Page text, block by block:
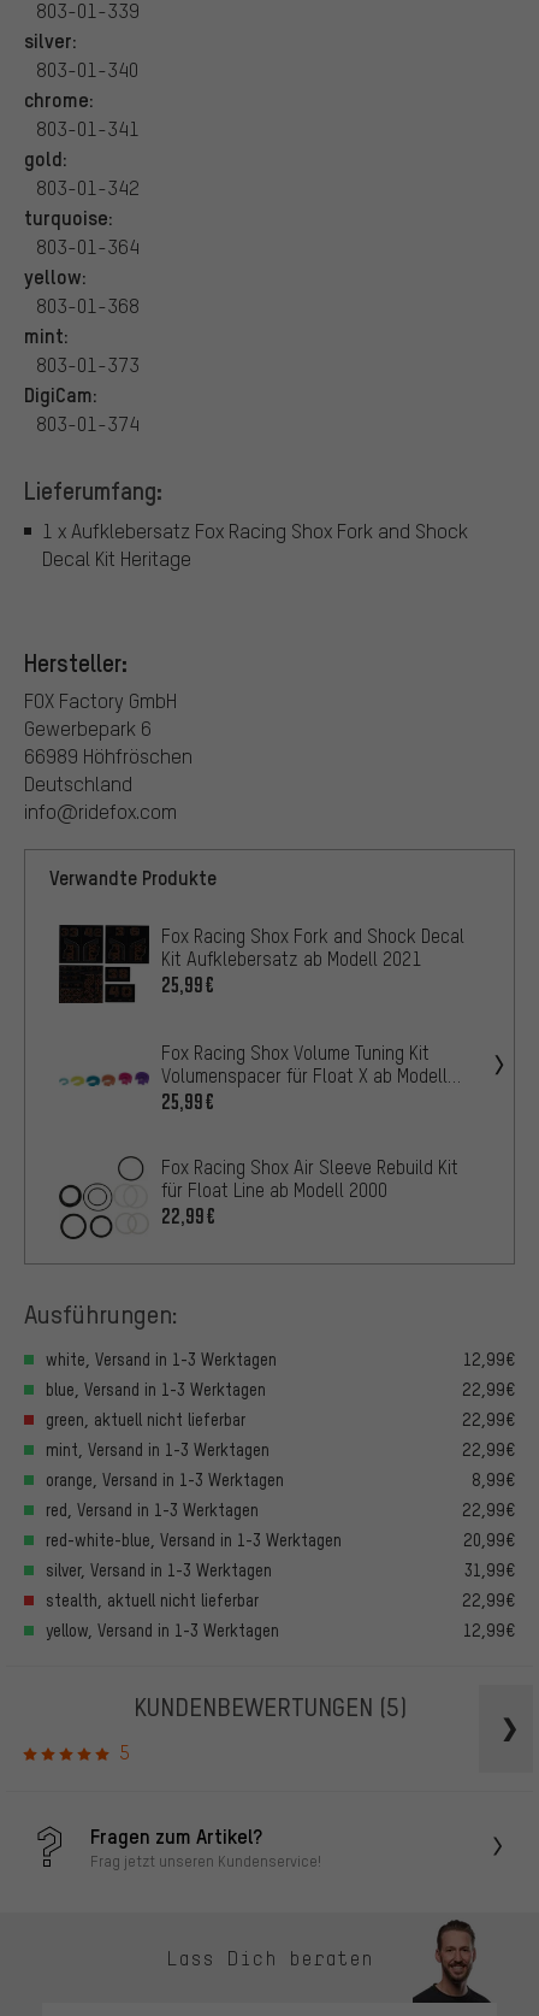
803-01-339
silver:
803-01-340
chrome:
803-01-341
gold:
803-01-342
turquoise:
803-01-364
yellow:
803-01-368
mint:
803-01-373
DigiCam:
803-01-374
Lieferumfang:
1 x Aufklebersatz Fox Racing Shox Fork and Shock
Decal Kit Heritage
Hersteller:
FOX Factory GmbH
Gewerbepark 6
66989 Höhfröschen
Deutschland
info@ridefox.com
Verwandte Produkte
Fox Racing Shox Fork and Shock Decal
Kit Aufklebersatz ab Modell 2021
25,99€
Fox Racing Shox Volume Tuning Kit
Volumenspacer für Float X ab Modell
2022
25,99€
Fox Racing Shox Air Sleeve Rebuild Kit
für Float Line ab Modell 2000
22,99€
Ausführungen:
white, Versand in 1-3 Werktagen
12,99€
blue, Versand in 1-3 Werktagen
22,99€
green, aktuell nicht lieferbar
22,99€
mint, Versand in 1-3 Werktagen
22,99€
orange, Versand in 1-3 Werktagen
8,99€
red, Versand in 1-3 Werktagen
22,99€
red-white-blue, Versand in 1-3 Werktagen
20,99€
silver, Versand in 1-3 Werktagen
31,99€
stealth, aktuell nicht lieferbar
22,99€
yellow, Versand in 1-3 Werktagen
12,99€
KUNDENBEWERTUNGEN (5)
5
Fragen zum Artikel?
Frag jetzt unseren Kundenservice!
Lass Dich beraten